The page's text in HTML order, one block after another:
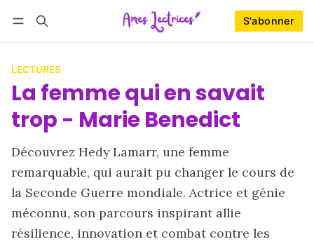
S'abonner
LECTURES
La femme qui en savait
trop - Marie Benedict
Découvrez Hedy Lamarr, une femme
remarquable, qui aurait pu changer le cours de
la Seconde Guerre mondiale. Actrice et génie
méconnu, son parcours inspirant allie
résilience, innovation et combat contre les